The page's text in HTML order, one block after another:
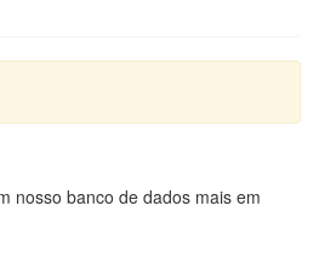
nosso banco de dados mais em